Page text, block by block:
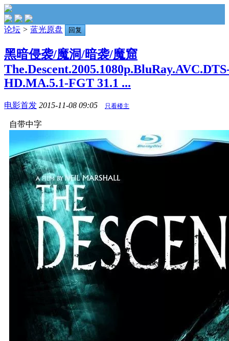
论坛 > 蓝光原盘 回复
黑暗侵袭/魔洞/暗袭/魔窟
HD.MA.5.1-FGT 31.1 ...
电影首发 2015-11-08 09:05 只看楼主
自带中字